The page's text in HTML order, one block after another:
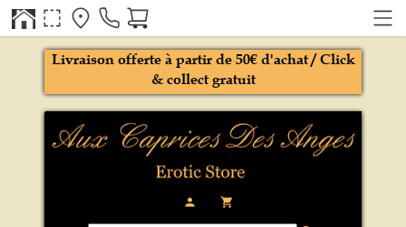
person local_grocery_store
Livraison offerte à partir de 50€ d'achat / Click
& collect gratuit